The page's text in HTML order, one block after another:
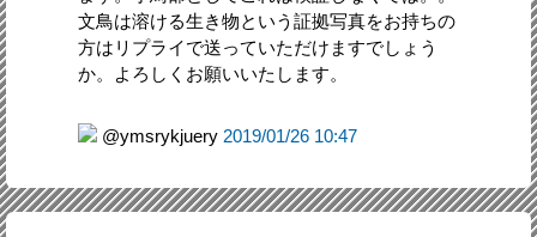
文鳥は溶ける生き物という証拠写真をお持ちの
方はリプライで送っていただけますでしょう
か。よろしくお願いいたします。
@ymsrykjuery 2019/01/26 10:47